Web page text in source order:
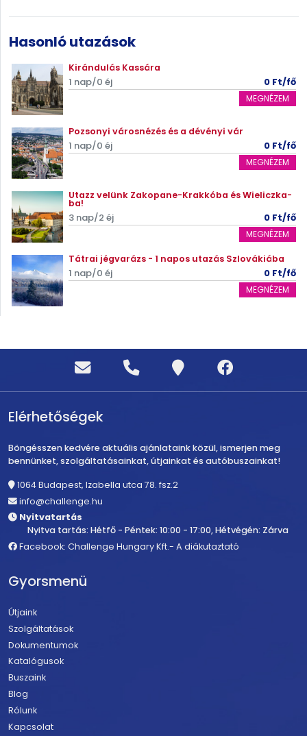
Hasonló utazások
Kirándulás Kassára
1 nap/0 éj 0 Ft/fő
MEGNÉZEM
Pozsonyi városnézés és a dévényi vár
1 nap/0 éj 0 Ft/fő
MEGNÉZEM
Utazz velünk Zakopane-Krakkóba és Wieliczka-
ba!
3 nap/2 éj 0 Ft/fő
MEGNÉZEM
Tátrai jégvarázs - 1 napos utazás Szlovákiába
1 nap/0 éj 0 Ft/fő
MEGNÉZEM
Elérhetőségek
Böngésszen kedvére aktuális ajánlataink közül, ismerjen meg
bennünket, szolgáltatásainkat, útjainkat és autóbuszainkat!
1064 Budapest, Izabella utca 78. fsz.2
info@challenge.hu
Nyitvatartás
Nyitva tartás: Hétfő - Péntek: 10:00 - 17:00, Hétvégén: Zárva
Facebook: Challenge Hungary Kft.- A diákutaztató
Gyorsmenü
Útjaink
Szolgáltatások
Dokumentumok
Katalógusok
Buszaink
Blog
Rólunk
Kapcsolat